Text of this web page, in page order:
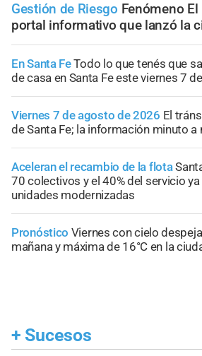
Gestión de Riesgo Fenómeno
portal informativo que lanzó la
En Santa FeTodo lo que tenés que
de casa en Santa Fe este viernes 7
Viernes 7 de agosto de 2026 El
de Santa Fe; la información minuto a
Aceleran el recambio de la flota
70 colectivos y el 40% del servicio
unidades modernizadas
Pronóstico Viernes con cielo
mañana y máxima de 16°C en la
+ Sucesos